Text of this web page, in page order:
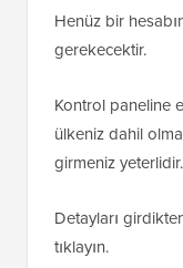
Henüz bir
gerekecektir.
Kontrol paneline
ülkeniz dahil
girmeniz yeterlidir.
Detayları
tıklayın.